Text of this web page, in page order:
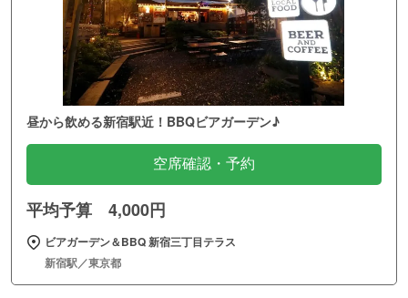
昼から飲める新宿駅近！BBQビアガーデン♪
空席確認・予約
平均予算 4,000円
ビアガーデン＆BBQ 新宿三丁目テラス
新宿駅／東京都